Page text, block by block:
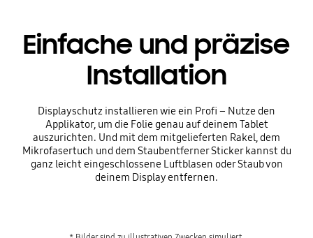
Einfache und präzise
Installation
Displayschutz installieren wie ein Profi – Nutze den
Applikator, um die Folie genau auf deinem Tablet
auszurichten. Und mit dem mitgelieferten Rakel, dem
Mikrofasertuch und dem Staubentferner Sticker kannst du
ganz leicht eingeschlossene Luftblasen oder Staub von
deinem Display entfernen.